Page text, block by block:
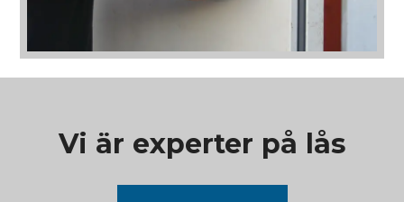
Vi är experter på lås